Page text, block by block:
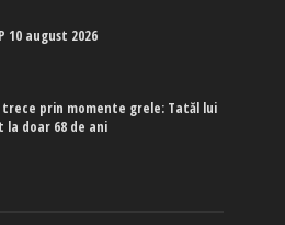
10 august 2026
trece prin momente grele: Tatăl lui
la doar 68 de ani